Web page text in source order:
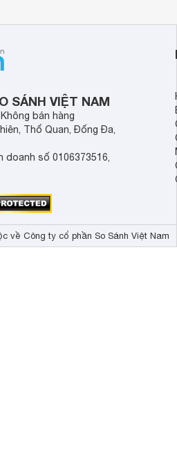
SÁNH VIỆT NAM
bán hàng
Thổ Quan, Đống Đa,
doanh số 0106373516,
về Công ty cổ phần So Sánh Việt Nam